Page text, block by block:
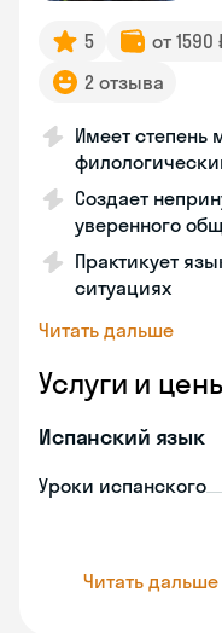
5 от
2 отзыва
Имеет степень
Создает
уверенного
Практикует
ситуациях
Читать дальше
Услуги и
Испанский язык
Уроки испанского
Читать дальше